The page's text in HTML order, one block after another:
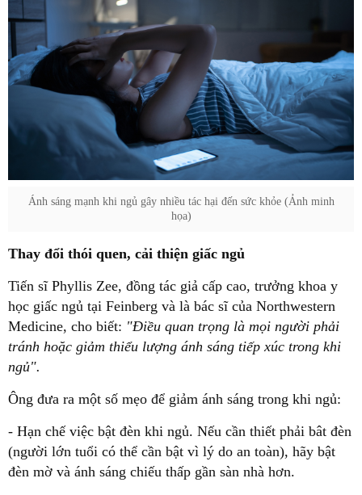
Ánh sáng mạnh khi ngủ gây nhiều tác hại đến sức khỏe (Ảnh minh
họa)
Thay đổi thói quen, cải thiện giấc ngủ
Tiến sĩ Phyllis Zee, đồng tác giả cấp cao, trưởng khoa y
học giấc ngủ tại Feinberg và là bác sĩ của Northwestern
Medicine, cho biết: "Điều quan trọng là mọi người phải
tránh hoặc giảm thiểu lượng ánh sáng tiếp xúc trong khi
ngủ".
Ông đưa ra một số mẹo để giảm ánh sáng trong khi ngủ:
- Hạn chế việc bật đèn khi ngủ. Nếu cần thiết phải bât đèn
(người lớn tuổi có thể cần bật vì lý do an toàn), hãy bật
đèn mờ và ánh sáng chiếu thấp gần sàn nhà hơn.